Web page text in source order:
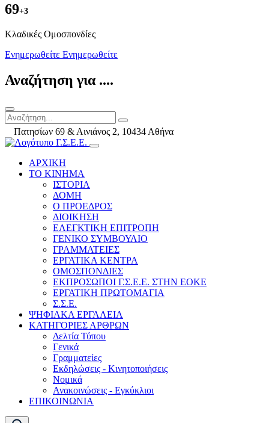
69+3
Kλαδικές Ομοσπονδίες
Ενημερωθείτε Ενημερωθείτε
Αναζήτηση για ....
Πατησίων 69 & Αινιάνος 2, 10434 Αθήνα
ΑΡΧΙΚΗ
ΤΟ ΚΙΝΗΜΑ
ΙΣΤΟΡΙΑ
ΔΟΜΗ
Ο ΠΡΟΕΔΡΟΣ
ΔΙΟΙΚΗΣΗ
ΕΛΕΓΚΤΙΚΗ ΕΠΙΤΡΟΠΗ
ΓΕΝΙΚΟ ΣΥΜΒΟΥΛΙΟ
ΓΡΑΜΜΑΤΕΙΕΣ
ΕΡΓΑΤΙΚΑ ΚΕΝΤΡΑ
ΟΜΟΣΠΟΝΔΙΕΣ
ΕΚΠΡΟΣΩΠΟΙ Γ.Σ.Ε.Ε. ΣΤΗΝ ΕΟΚΕ
ΕΡΓΑΤΙΚΗ ΠΡΩΤΟΜΑΓΙΑ
Σ.Σ.Ε.
ΨΗΦΙΑΚΑ ΕΡΓΑΛΕΙΑ
ΚΑΤΗΓΟΡΙΕΣ ΑΡΘΡΩΝ
Δελτία Τύπου
Γενικά
Γραμματείες
Εκδηλώσεις - Κινητοποιήσεις
Νομικά
Ανακοινώσεις - Εγκύκλιοι
ΕΠΙΚΟΙΝΩΝΙΑ